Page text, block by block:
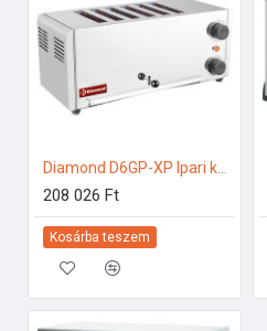
208 026 Ft
Kosárba teszem